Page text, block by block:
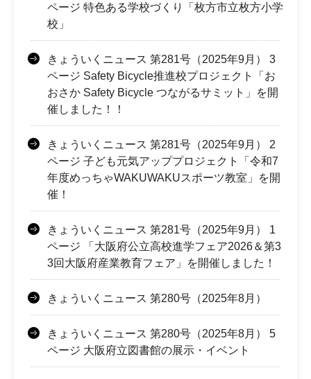
ページ 特色ある学校づくり「枚方市立枚方小学
校」
きょういくニュース 第281号（2025年9月） 3
ページ Safety Bicycle推進校プロジェクト「お
おさか Safety Bicycle つながるサミット」を開
催しました！！
きょういくニュース 第281号（2025年9月） 2
ページ 子ども元気アッププロジェクト「令和7
年度めっちゃWAKUWAKUスポーツ教室」を開
催！
きょういくニュース 第281号（2025年9月） 1
ページ 「大阪府公立高校進学フェア2026＆第3
3回大阪府産業教育フェア」を開催しました！
きょういくニュース 第280号（2025年8月）
きょういくニュース 第280号（2025年8月） 5
ページ 大阪府立図書館の展示・イベント